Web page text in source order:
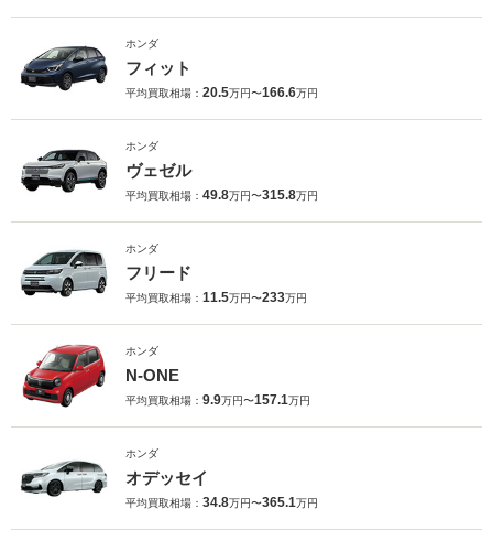
ホンダ
フィット
平均買取相場： 20.5万円〜166.6万円
ホンダ
ヴェゼル
平均買取相場： 49.8万円〜315.8万円
ホンダ
フリード
平均買取相場： 11.5万円〜233万円
ホンダ
N-ONE
平均買取相場： 9.9万円〜157.1万円
ホンダ
オデッセイ
平均買取相場： 34.8万円〜365.1万円